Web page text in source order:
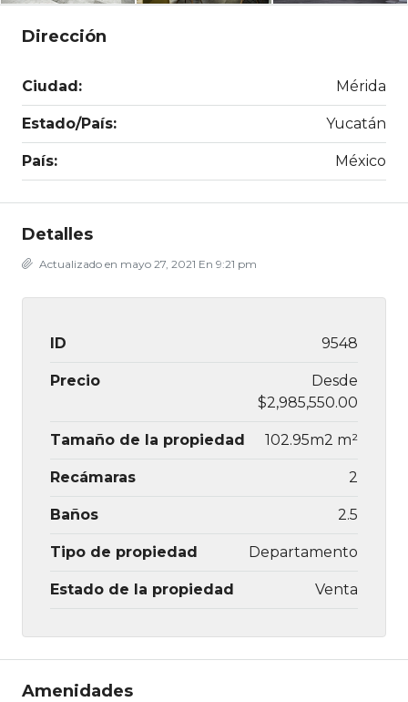
Dirección
Ciudad: Mérida
Estado/País: Yucatán
País: México
Detalles
Actualizado en mayo 27, 2021 En 9:21 pm
ID 9548
Precio
Desde
$2,985,550.00
Tamaño de la propiedad 102.95m2 m²
Recámaras 2
Baños 2.5
Tipo de propiedad Departamento
Estado de la propiedad Venta
Amenidades